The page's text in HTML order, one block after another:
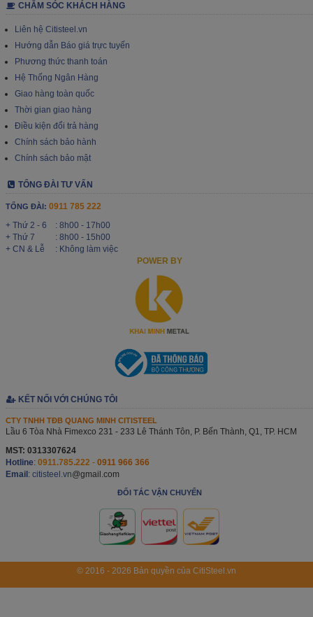
CHĂM SÓC KHÁCH HÀNG
Liên hệ Citisteel.vn
Hướng dẫn Báo giá trực tuyến
Phương thức thanh toán
Hệ Thống Ngân Hàng
Giao hàng toàn quốc
Thời gian giao hàng
Điều kiện đổi trả hàng
Chính sách bảo hành
Chính sách bảo mật
TỔNG ĐÀI TƯ VẤN
TỔNG ĐÀI: 0911 785 222
+ Thứ 2 - 6
: 8h00 - 17h00
+ Thứ 7
: 8h00 - 15h00
+ CN & Lễ
: Không làm việc
POWER BY
KẾT NỐI VỚI CHÚNG TÔI
CTY TNHH TĐB QUANG MINH CITISTEEL
Lầu 6 Tòa Nhà Fimexco 231 - 233 Lê Thánh Tôn, P. Bến Thành, Q1, TP. HCM
MST: 0313307624
Hotline: 0911.785.222 - 0911 966 366
Email : citisteel.vn@gmail.com
ĐỐI TÁC VẬN CHUYỂN
© 2016 - 2026 Bản quyền của CitiSteel.vn